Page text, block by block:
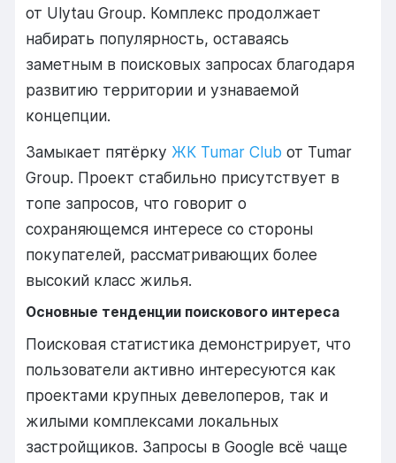
от Ulytau Group. Комплекс продолжает
набирать популярность, оставаясь
заметным в поисковых запросах благодаря
развитию территории и узнаваемой
концепции.
Замыкает пятёрку ЖК Tumar Club от Tumar
Group. Проект стабильно присутствует в
топе запросов, что говорит о
сохраняющемся интересе со стороны
покупателей, рассматривающих более
высокий класс жилья.
Основные тенденции поискового интереса
Поисковая статистика демонстрирует, что
пользователи активно интересуются как
проектами крупных девелоперов, так и
жилыми комплексами локальных
застройщиков. Запросы в Google всё чаще